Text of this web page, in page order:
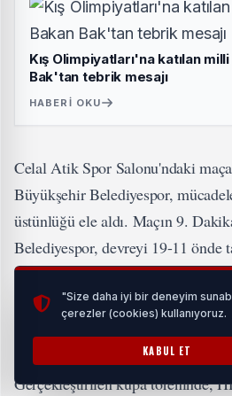
Kış Olimpiyatları'na katılan
Bak'tan tebrik mesajı
HABERI OKU
Celal Atik Spor Salonu'ndaki
Büyükşehir Belediyespor,
üstünlüğü ele aldı. Maçın 9.
Belediyespor, devreyi 19-11 önde
25 galip ayrılan Bursa
ilk kez Türkiye Kupası'nı
Gerçekleştirilen kupa töreninde,
"Size daha iyi bir deneyim
çerezler (cookies) kullanıyoruz.
KABUL ET